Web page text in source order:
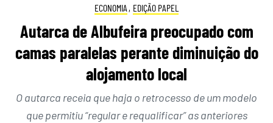
ECONOMIA , EDIÇÃO PAPEL
Autarca de Albufeira preocupado com
camas paralelas perante diminuição do
alojamento local
O autarca receia que haja o retrocesso de um modelo
que permitiu “regular e requalificar” as anteriores